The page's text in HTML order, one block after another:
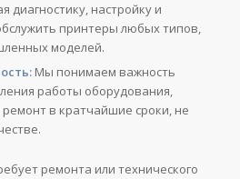
диагностику, настройку и
принтеры любых типов,
моделей.
Мы понимаем важность
работы оборудования,
в кратчайшие сроки, не
ремонта или технического